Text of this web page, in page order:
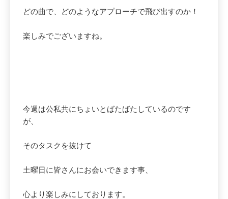
どの曲で、どのようなアプローチで飛び出すのか！
楽しみでございますね。
今週は公私共にちょいとばたばたしているのです
が、
そのタスクを抜けて
土曜日に皆さんにお会いできます事、
心より楽しみにしております。